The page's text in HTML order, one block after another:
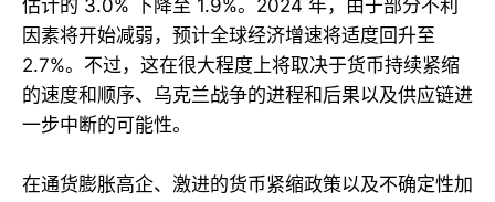
估计的 3.0% 下降至 1.9%。2024 年，由于部分不利
因素将开始减弱，预计全球经济增速将适度回升至
2.7%。不过，这在很大程度上将取决于货币持续紧缩
的速度和顺序、乌克兰战争的进程和后果以及供应链进
一步中断的可能性。
在通货膨胀高企、激进的货币紧缩政策以及不确定性加